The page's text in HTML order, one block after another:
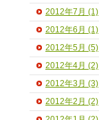
2012年7月 (1)
2012年6月 (1)
2012年5月 (5)
2012年4月 (2)
2012年3月 (3)
2012年2月 (2)